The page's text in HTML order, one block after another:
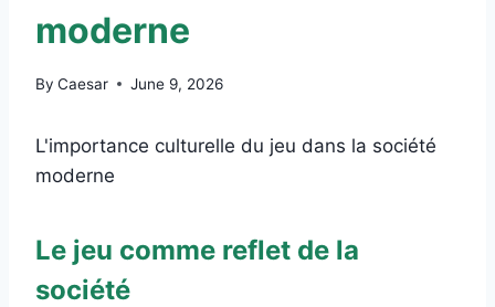
moderne
By Caesar June 9, 2026
L'importance culturelle du jeu dans la société
moderne
Le jeu comme reflet de la
société